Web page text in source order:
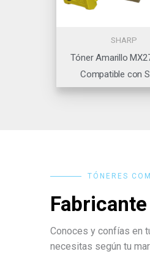
SHARP
Tóner Amarillo
Compatible con
TÓNERES
Conoces y confías en
necesitas según tu